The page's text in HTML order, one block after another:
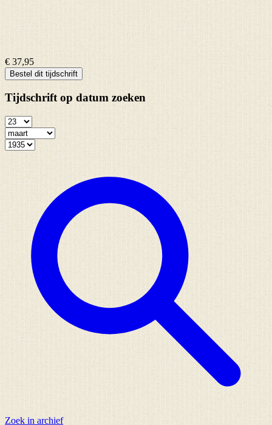
€ 37,95
Bestel dit tijdschrift
Tijdschrift op datum zoeken
Zoek in archief